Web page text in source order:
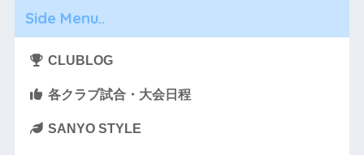
Side Menu..
CLUBLOG
各クラブ試合・大会日程
SANYO STYLE